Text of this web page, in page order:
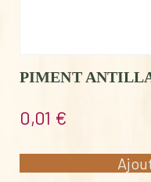
PIMENT
0,01 €